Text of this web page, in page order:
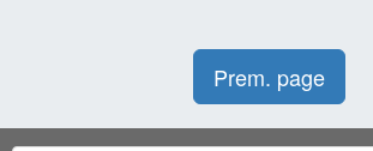
Prem. page